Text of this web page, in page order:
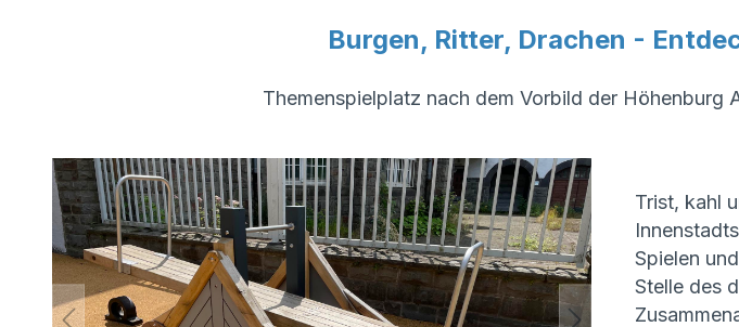
Burgen, Ritter, Drachen -
Themenspielplatz nach dem Vorbild der
Trist, kahl
Spielen
Stelle des